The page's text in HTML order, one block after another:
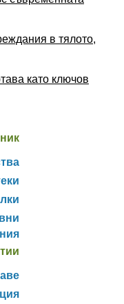
в тялото,
като ключов